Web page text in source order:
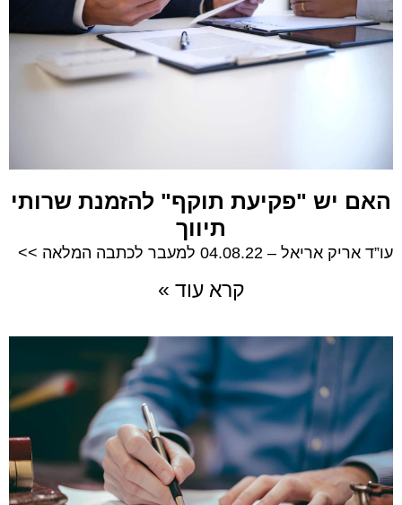
האם יש "פקיעת תוקף" להזמנת שרותי
תיווך
עו”ד אריק אריאל – 04.08.22 למעבר לכתבה המלאה >>
קרא עוד »